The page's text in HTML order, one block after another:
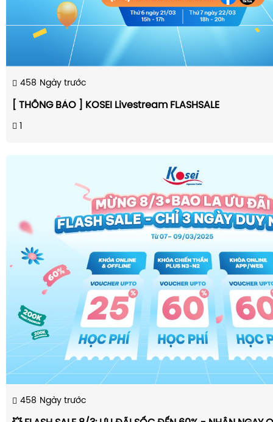
458 Ngày trước
[ THÔNG BÁO ] KOSEI Livestream FLASHSALE
1
458 Ngày trước